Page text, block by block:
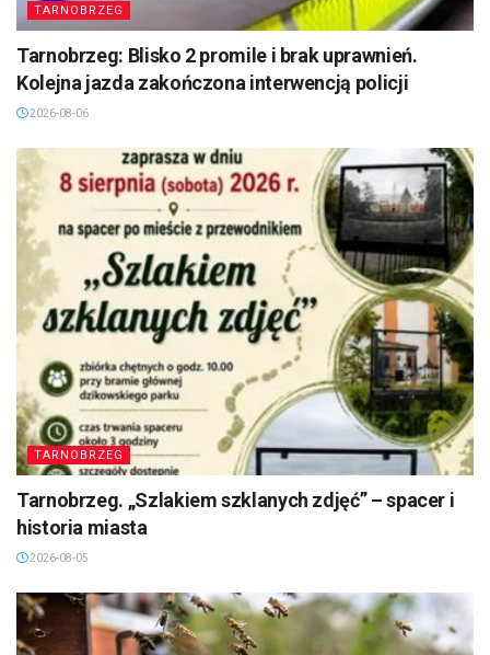
TARNOBRZEG
Tarnobrzeg: Blisko 2 promile i brak uprawnień.
Kolejna jazda zakończona interwencją policji
2026-08-06
TARNOBRZEG
Tarnobrzeg. „Szlakiem szklanych zdjęć” – spacer i
historia miasta
2026-08-05